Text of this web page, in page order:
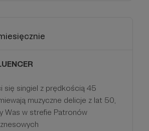
się singiel z prędkością 45
muzyczne delicje z lat 50,
Was w strefie Patronów